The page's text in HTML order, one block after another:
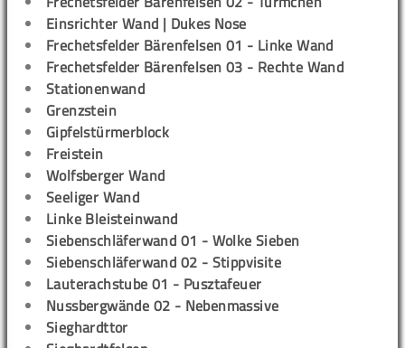
Einsrichter Wand | Dukes Nose
Frechetsfelder Bärenfelsen 01 - Linke Wand
Frechetsfelder Bärenfelsen 03 - Rechte Wand
Stationenwand
Grenzstein
Gipfelstürmerblock
Freistein
Wolfsberger Wand
Seeliger Wand
Linke Bleisteinwand
Siebenschläferwand 01 - Wolke Sieben
Siebenschläferwand 02 - Stippvisite
Lauterachstube 01 - Pusztafeuer
Nussbergwände 02 - Nebenmassive
Sieghardttor